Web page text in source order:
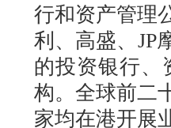
行和资产管理
利、高盛、JP
的投资银行、
构。全球前二
家均在港开展